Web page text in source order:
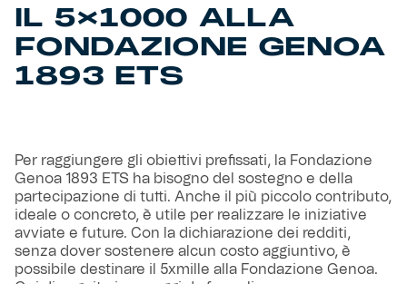
Fortissimo batte il mio cuor
IL 5×1000 ALLA
FONDAZIONE GENOA
1893 ETS
Per raggiungere gli obiettivi prefissati, la Fondazione
Genoa 1893 ETS ha bisogno del sostegno e della
partecipazione di tutti. Anche il più piccolo contributo,
ideale o concreto, è utile per realizzare le iniziative
avviate e future. Con la dichiarazione dei redditi,
senza dover sostenere alcun costo aggiuntivo, è
possibile destinare il 5xmille alla Fondazione Genoa.